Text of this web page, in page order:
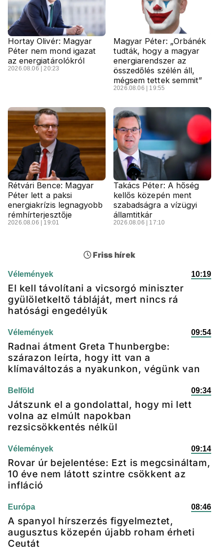
Hortay Olivér: Magyar
Péter nem mond igazat
az energiatárolókról
2026.08.06 | 20:23
Magyar Péter: „Orbánék
tudták, hogy a magyar
energiarendszer az
összedőlés szélén áll,
mégsem tettek semmit”
2026.08.06 | 19:55
Rétvári Bence: Magyar
Péter lett a paksi
energiakrízis legnagyobb
rémhírterjesztője
2026.08.06 | 19:01
Takács Péter: A hőség
kellős közepén ment
szabadságra a vízügyi
államtitkár
2026.08.06 | 17:10
Friss hírek
Vélemények 10:19
El kell távolítani a vicsorgó miniszter
gyülöletkeltő tábláját, mert nincs rá
hatósági engedélyük
Vélemények 09:54
Radnai átment Greta Thunbergbe:
szárazon leírta, hogy itt van a
klímaváltozás a nyakunkon, végünk van
Belföld 09:34
Játszunk el a gondolattal, hogy mi lett
volna az elmúlt napokban
rezsicsökkentés nélkül
Vélemények 09:14
Rovar úr bejelentése: Ezt is megcsináltam,
10 éve nem látott szintre csökkent az
infláció
Európa 08:46
A spanyol hírszerzés figyelmeztet,
augusztus közepén újabb roham érheti
Ceutát